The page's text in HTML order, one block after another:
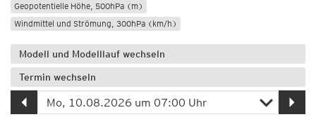
Geopotentielle Höhe, 500hPa (m)
Windmittel und Strömung, 300hPa (km/h)
Modell und Modelllauf wechseln
Termin wechseln